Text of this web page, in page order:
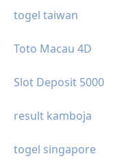
togel taiwan
Toto Macau 4D
Slot Deposit 5000
result kamboja
togel singapore